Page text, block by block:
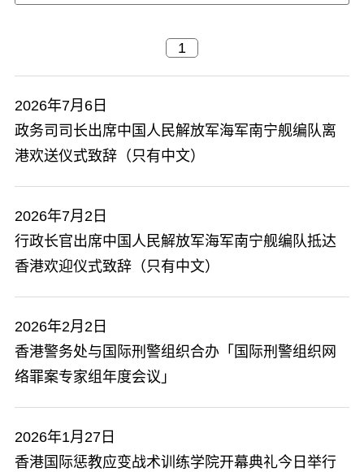
2026年7月6日
政务司司长出席中国人民解放军海军南宁舰编队离
港欢送仪式致辞（只有中文）
2026年7月2日
行政长官出席中国人民解放军海军南宁舰编队抵达
香港欢迎仪式致辞（只有中文）
2026年2月2日
香港警务处与国际刑警组织合办「国际刑警组织网
络罪案专家组年度会议」
2026年1月27日
香港国际惩教应变战术训练学院开幕典礼今日举行